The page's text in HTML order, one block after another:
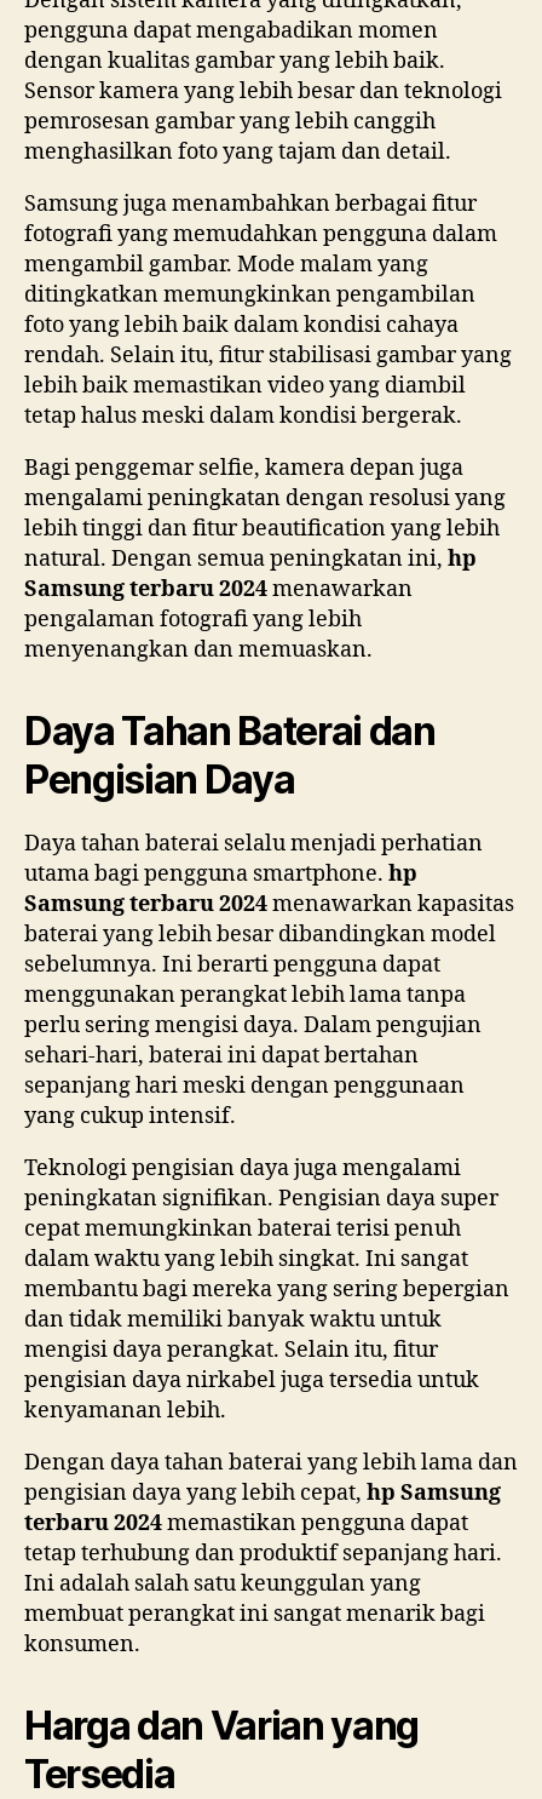
pengguna dapat mengabadikan momen
dengan kualitas gambar yang lebih baik.
Sensor kamera yang lebih besar dan teknologi
pemrosesan gambar yang lebih canggih
menghasilkan foto yang tajam dan detail.
Samsung juga menambahkan berbagai fitur
fotografi yang memudahkan pengguna dalam
mengambil gambar. Mode malam yang
ditingkatkan memungkinkan pengambilan
foto yang lebih baik dalam kondisi cahaya
rendah. Selain itu, fitur stabilisasi gambar yang
lebih baik memastikan video yang diambil
tetap halus meski dalam kondisi bergerak.
Bagi penggemar selfie, kamera depan juga
mengalami peningkatan dengan resolusi yang
lebih tinggi dan fitur beautification yang lebih
natural. Dengan semua peningkatan ini, hp
Samsung terbaru 2024menawarkan
pengalaman fotografi yang lebih
menyenangkan dan memuaskan.
Daya Tahan Baterai dan
Pengisian Daya
Daya tahan baterai selalu menjadi perhatian
utama bagi pengguna smartphone. hp
Samsung terbaru 2024menawarkan kapasitas
baterai yang lebih besar dibandingkan model
sebelumnya. Ini berarti pengguna dapat
menggunakan perangkat lebih lama tanpa
perlu sering mengisi daya. Dalam pengujian
sehari-hari, baterai ini dapat bertahan
sepanjang hari meski dengan penggunaan
yang cukup intensif.
Teknologi pengisian daya juga mengalami
peningkatan signifikan. Pengisian daya super
cepat memungkinkan baterai terisi penuh
dalam waktu yang lebih singkat. Ini sangat
membantu bagi mereka yang sering bepergian
dan tidak memiliki banyak waktu untuk
mengisi daya perangkat. Selain itu, fitur
pengisian daya nirkabel juga tersedia untuk
kenyamanan lebih.
Dengan daya tahan baterai yang lebih lama dan
pengisian daya yang lebih cepat, hp Samsung
terbaru 2024memastikan pengguna dapat
tetap terhubung dan produktif sepanjang hari.
Ini adalah salah satu keunggulan yang
membuat perangkat ini sangat menarik bagi
konsumen.
Harga dan Varian yang
Tersedia